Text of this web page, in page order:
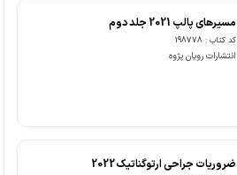
مسیرهای پالپ 2021 جلد دوم
کد کتاب : 198778
انتشارات رویان پژوه
ضروریات جراحی ارتوگناتیک 2022